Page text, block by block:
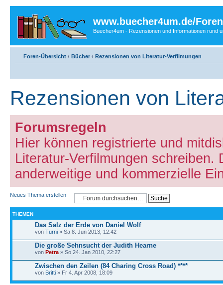
www.buecher4um.de/Foren
Buecher4um - Rezensionen und Informationen rund
Foren-Übersicht ‹ Bücher ‹ Rezensionen von Literatur-Verfilmungen
Rezensionen von
Forumsregeln
Hier können registrierte und
Literatur-Verfilmungen
anderweitige und kommerzielle
Neues Thema erstellen
THEMEN
Das Salz der Erde von Daniel Wolf
von Turni » Sa 8. Jun 2013, 12:42
Die große Sehnsucht der Judith Hearne
von Petra » So 24. Jan 2010, 22:27
Zwischen den Zeilen (84 Charing Cross Road) ****
von Britti » Fr 4. Apr 2008, 18:09